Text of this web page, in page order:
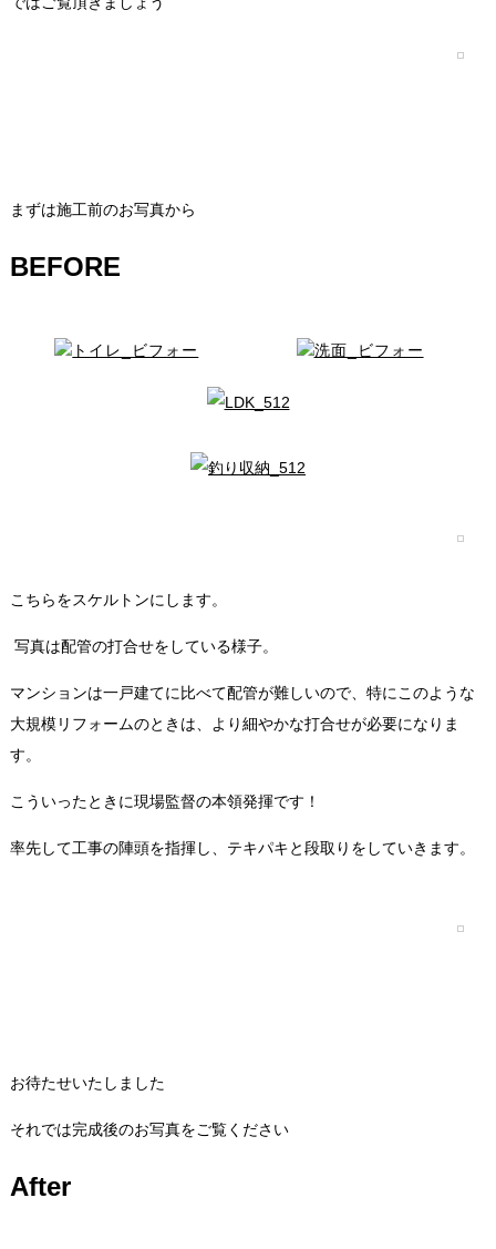
まずは施工前のお写真から
BEFORE
こちらをスケルトンにします。
写真は配管の打合せをしている様子。
マンションは一戸建てに比べて配管が難しいので、特にこのような
大規模リフォームのときは、より細やかな打合せが必要になりま
す。
こういったときに現場監督の本領発揮です！
率先して工事の陣頭を指揮し、テキパキと段取りをしていきます。
お待たせいたしました
それでは完成後のお写真をご覧ください
After